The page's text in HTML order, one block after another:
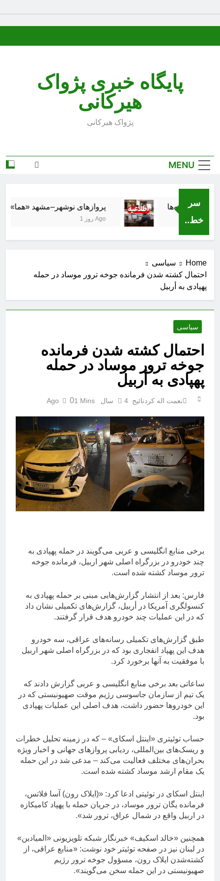
پایگاه خبری پژواک
هیرکانی
پژواک هیرکانی
MENU
سر
خط..
پروازهای نوشهر–مشهد «هما» از ۱۸ مرداد برقرار می‌شود
1 روز Ago
Home
سیاسی
احتمال کشته‌ شدن فرمانده جوخه ترور موساد در حمله
پهپادی به أربیل
سیاسی
احتمال کشته‌ شدن فرمانده
جوخه ترور موساد در حمله
پهپادی به أربیل
نعمت اله کردنائیج 4 سال Ago 01 Mins
برخی منابع انگلیسی و عربی می‌گویند در حمله پهپادی به
چند خودرو در بزرگراه اصلی شهر اربیل، فرمانده جوخه
ترور موساد کشته شده است.
فارس: بعد از انتشار گزارش‌هایی مبنی بر حمله پهپادی به
کنسولگری آمریکا در أربیل، گزارش‌های تکمیلی نشان داد
که در این عملیات چند خودرو هدف قرار گرفتند.
طبق گزارش‌های تکمیلی رسانه‌های عراقی، سه خودرو
هدف این پهپاد انفجاری بود که در بزرگراه اصلی شهر اربیل
با موفقیت به آنها برخورد کرد.
ساعاتی بعد برخی منابع انگلیسی و عربی گزارش دادند که
یک تیم از سازمان جاسوسی رژیم موقت صهیونیستی که در
این خودروها حضور داشت، هدف اصلی این عملیات پهپادی
بود.
حساب توئیتری «اینتل اسکای» – که در زمینه تحلیل خطرات
و ریسک‌های بین‌المللی، ردیابی پروازهای جهانی و اخبار ویژه
بحران‌های مختلف فعالیت می‌کند – مدعی شد در این حمله
یک مقام ارشد موساد کشته شده است.
اینتل اسکای در توئیتی ادعا کرد:‌ «(ایلاک رون) آسا فلاتس،
فرمانده یگان ترور موساد، در جریان حمله با پهپاد کامیکازه
در اربیل واقع در شمال عراق، ترور شد».
همچنین «خالد اسکیف» خبرنگار شبکه تلویزیونی «المیادین»
در لبنان نیز در صفحه توئیتر خود نوشت: «منابع عراقی، از
کشته‌شدن ایلاک رون، مسؤول جوخه ترور رژیم
صهیونیستی در این حمله سخن می‌گویند».